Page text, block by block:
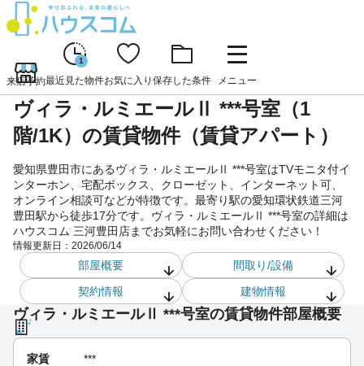
来店予約
1
最近見た物件お気に入り 保存した条件 メニュー
ヴィラ・ルミエールⅡ ***号室（1
階/1K）の賃貸物件（賃貸アパート）
愛知県豊田市にあるヴィラ・ルミエールⅡ ***号室はTVモニタ付イ
ンターホン、宅配ボックス、クローゼット、インターネット可、
オンライン相談可などが特徴です。最寄り駅の愛知環状鉄道三河
豊田駅から徒歩17分です。ヴィラ・ルミエールⅡ ***号室の詳細は
ハウスコム 三河豊田店までお気軽にお問い合わせください！
情報更新日： 2026/06/14
部屋概要
間取り/設備
契約情報
建物情報
ヴィラ・ルミエールⅡ ***号室の賃貸物件部屋概要
家賃 ***